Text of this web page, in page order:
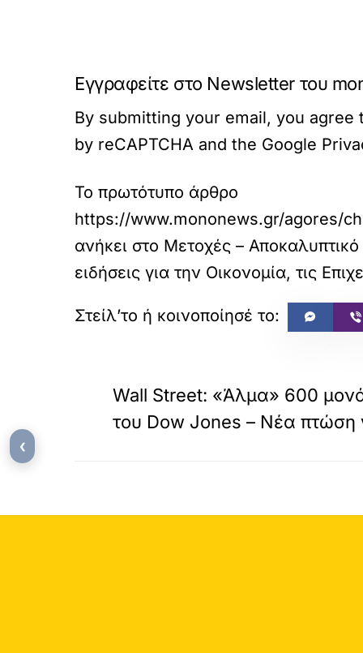
Εγγραφείτε στο Newsletter του
By submitting your email, you
by reCAPTCHA and the Google
Το πρωτότυπο άρθρο
https://www.mononews.gr/agores/
ανήκει στο Μετοχές –
ειδήσεις για την Οικονομία, τις
Wall Street: «Άλμα» 600
του Dow Jones – Νέα πτώση
‹